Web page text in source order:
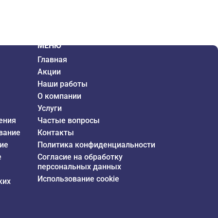
МЕНЮ
Главная
Акции
Наши работы
О компании
Услуги
Частые вопросы
Контакты
Политика конфиденциальности
Согласие на обработку
персональных данных
Использование cookie